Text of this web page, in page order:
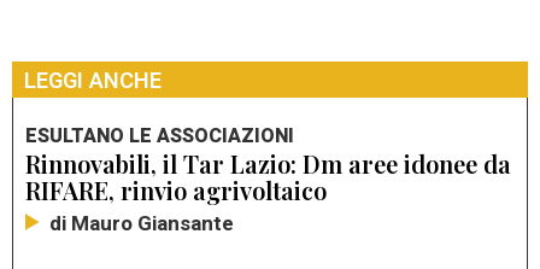
LEGGI ANCHE
ESULTANO LE ASSOCIAZIONI
Rinnovabili, il Tar Lazio: Dm aree idonee da
RIFARE, rinvio agrivoltaico
di Mauro Giansante